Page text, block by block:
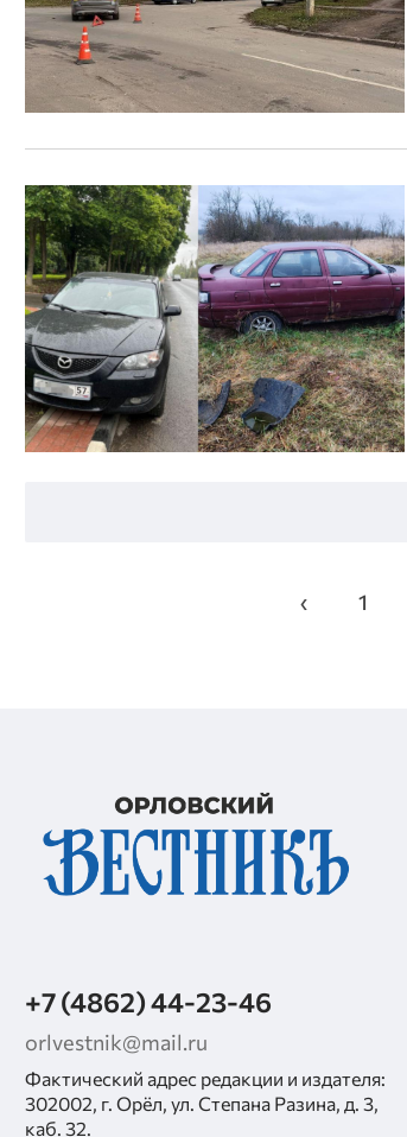
‹ 1
+7 (4862) 44-23-46
orlvestnik@mail.ru
Фактический адрес редакции и издателя:
302002, г. Орёл, ул. Степана Разина, д. 3,
каб. 32.